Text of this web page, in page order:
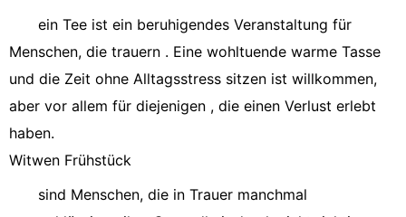
ein Tee ist ein beruhigendes Veranstaltung für
Menschen, die trauern . Eine wohltuende warme Tasse
und die Zeit ohne Alltagsstress sitzen ist willkommen,
aber vor allem für diejenigen , die einen Verlust erlebt
haben.
Witwen Frühstück
sind Menschen, die in Trauer manchmal